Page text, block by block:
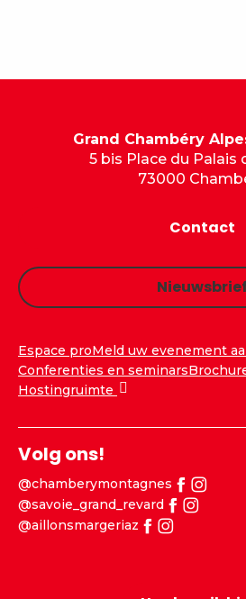
Grand Chambéry
5 bis Place du Palais
73000
Contact
Nieuwsbrief
Espace proMeld uw evenement
Conferenties en seminars
Hostingruimte
Volg ons!
@chamberymontagnes
@savoie_grand_revard
@aillonsmargeriaz